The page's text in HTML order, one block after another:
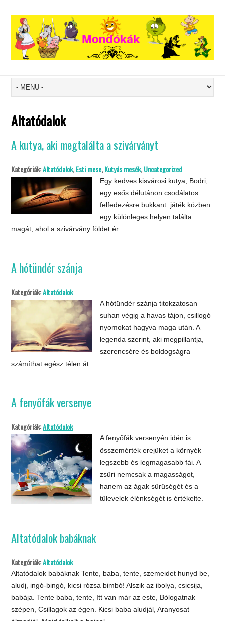
Altatódalok
A kutya, aki megtalálta a szivárványt
Kategóriák:Altatódalok,Esti mese,Kutyás mesék,Uncategorized
Egy kedves kisvárosi kutya, Bodri,
egy esős délutánon csodálatos
felfedezésre bukkant: játék közben
egy különleges helyen találta
magát, ahol a szivárvány földet ér.
A hótündér szánja
Kategóriák:Altatódalok
A hótündér szánja titokzatosan
suhan végig a havas tájon, csillogó
nyomokat hagyva maga után. A
legenda szerint, aki megpillantja,
szerencsére és boldogságra
számíthat egész télen át.
A fenyőfák versenye
Kategóriák:Altatódalok
A fenyőfák versenyén idén is
összemérték erejüket a környék
legszebb és legmagasabb fái. A
zsűri nemcsak a magasságot,
hanem az ágak sűrűségét és a
tűlevelek élénkségét is értékelte.
Altatódalok babáknak
Kategóriák:Altatódalok
Altatódalok babáknak Tente, baba, tente, szemeidet hunyd be,
aludj, ingó-bingó, kicsi rózsa bimbó! Alszik az ibolya, csicsija,
babája. Tente baba, tente, Itt van már az este, Bólogatnak
szépen, Csillagok az égen. Kicsi baba aludjál, Aranyosat